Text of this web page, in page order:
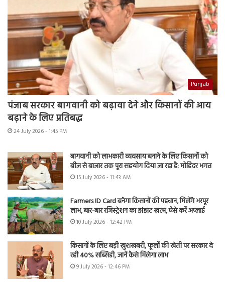
Punjab
पंजाब सरकार बागवानी को बढ़ावा देने और किसानों की आय
बढ़ाने के लिए प्रतिबद्ध
24 July 2026 - 1:45 PM
बागवानी को लाभकारी व्यवसाय बनाने के लिए किसानों को
बीज से बाजार तक पूरा सहयोग दिया जा रहा है: मोहिंदर भगत
15 July 2026 - 11:43 AM
Farmers ID Card बनेगा किसानों की पहचान, मिलेंगे भरपूर
लाभ, बार-बार रजिस्ट्रेशन का झंझट खत्म, ऐसे करें अप्लाई
10 July 2026 - 12:42 PM
किसानों के लिए बड़ी खुशखबरी, फूलों की खेती पर सरकार दे
रही 40% सब्सिडी, जानें कैसे मिलेगा लाभ
9 July 2026 - 12:46 PM